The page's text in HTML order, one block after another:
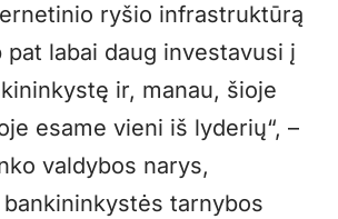
ryšio infrastruktūrą
pat labai daug investavusi į
ir, manau, šioje
esame vieni iš lyderių“, –
valdybos narys,
tarnybos